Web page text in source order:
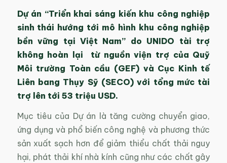
Dự án “Triển khai sáng kiến khu công nghiệp
sinh thái hướng tới mô hình khu công nghiệp
bền vững tại Việt Nam” do UNIDO tài trợ
không hoàn lại từ nguồn viện trợ của Quỹ
Môi trường Toàn cầu (GEF) và Cục Kinh tế
Liên bang Thụy Sỹ (SECO) với tổng mức tài
trợ lên tới 53 triệu USD.
Mục tiêu của Dự án là tăng cường chuyển giao,
ứng dụng và phổ biến công nghệ và phương thức
sản xuất sạch hơn để giảm thiểu chất thải nguy
hại, phát thải khí nhà kính cũng như các chất gây